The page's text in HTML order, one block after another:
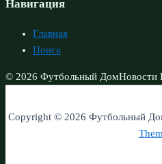
Навигация
Главная
Поиск
© 2026 Футбольный ДомНовости
Copyright © 2026 Футбольный